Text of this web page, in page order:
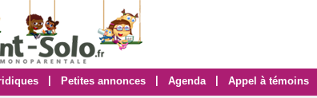
Petites annonces Agenda Appel à témoins